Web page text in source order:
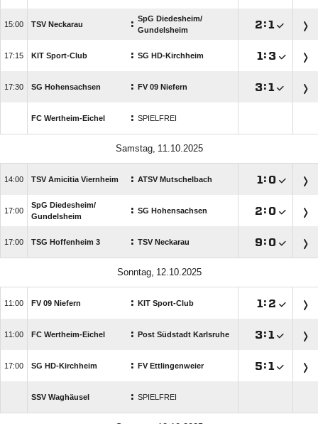
 TSV Neckarau : SpG Diedesheim/​
Gundelsheim
:
 KIT Sport-Club : SG HD-Kirchheim  : 
 SG Hohensachsen : FV 09 Niefern :
FC Wertheim-Eichel : SPIELFREI
 
 TSV Amicitia Viernheim : ATSV Mutschelbach  : 

SpG Diedesheim/​
Gundelsheim
: SG Hohensachsen : 
 TSG Hoffenheim 3 : TSV Neckarau : 
 
 FV 09 Niefern : KIT Sport-Club  : 
 FC Wertheim-Eichel : Post Südstadt Karlsruhe :
 SG HD-Kirchheim : FV Ettlingenweier :
SSV Waghäusel : SPIELFREI